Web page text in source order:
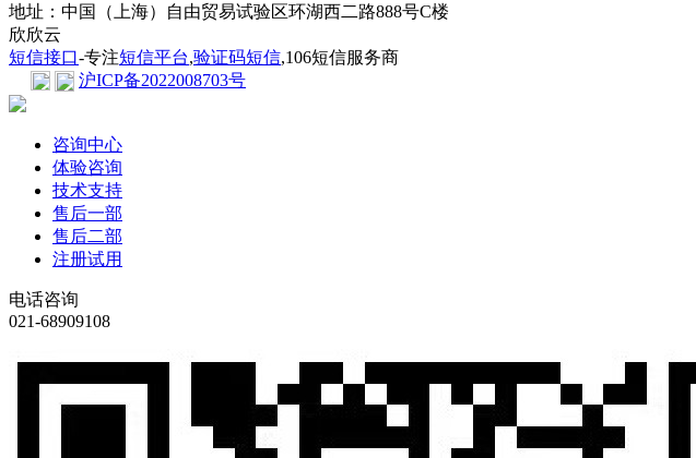
地址：中国（上海）自由贸易试验区环湖西二路888号C楼
欣欣云
短信接口-专注短信平台,验证码短信,106短信服务商
沪ICP备2022008703号
咨询中心
体验咨询
技术支持
售后一部
售后二部
注册试用
电话咨询
021-68909108